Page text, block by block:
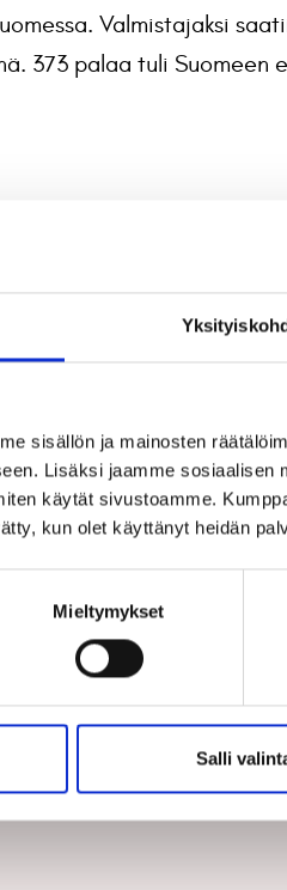
sisällön ja mainosten
Lisäksi jaamme sosiaalisen
käytät sivustoamme.
kun olet käyttänyt heidän
Mieltymykset
Salli
Valmistajaksi
373 palaa tuli Suomeen
427